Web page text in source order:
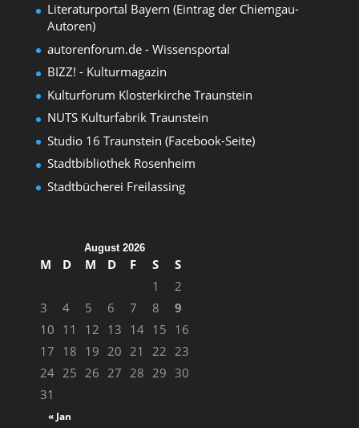
Literaturportal Bayern (Eintrag der Chiemgau-
Autoren)
autorenforum.de - Wissensportal
BIZZ! - Kulturmagazin
Kulturforum Klosterkirche Traunstein
NUTS Kulturfabrik Traunstein
Studio 16 Traunstein (Facebook-Seite)
Stadtbibliothek Rosenheim
Stadtbücherei Freilassing
August 2026
M D M D F S S
« Jan
1
2
3
4 5 6 7 8
9
10 11 12 13 14 15 16
17 18 19 20 21 22 23
24 25 26 27 28 29 30
31